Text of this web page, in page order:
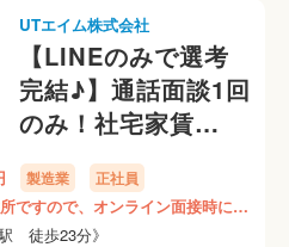
UTエイム株式会社
【LINEのみで選考
完結♪】通話面談1回
のみ！社宅家賃
100％補助！月収33
万円可
♪《ALZB2C》
製造業 正社員
ですので、オンライン面接時にご
徒歩23分》